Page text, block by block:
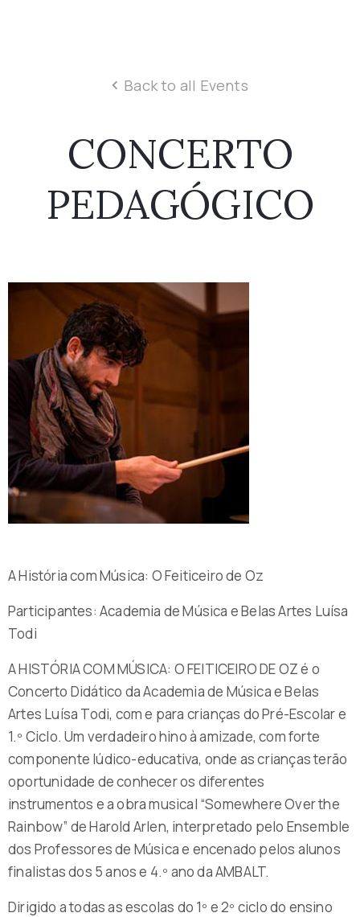
Back to all Events
CONCERTO
PEDAGÓGICO
A História com Música: O Feiticeiro de Oz
Participantes: Academia de Música e Belas Artes Luísa
Todi
A HISTÓRIA COM MÚSICA: O FEITICEIRO DE OZ é o
Concerto Didático da Academia de Música e Belas
Artes Luísa Todi, com e para crianças do Pré-Escolar e
1.º Ciclo. Um verdadeiro hino à amizade, com forte
componente lúdico-educativa, onde as crianças terão
oportunidade de conhecer os diferentes
instrumentos e a obra musical “Somewhere Over the
Rainbow” de Harold Arlen, interpretado pelo Ensemble
dos Professores de Música e encenado pelos alunos
finalistas dos 5 anos e 4.º ano da AMBALT.
Dirigido a todas as escolas do 1º e 2º ciclo do ensino